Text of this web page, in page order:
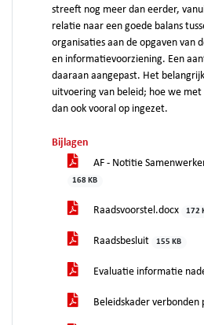
streeft nog meer dan eerder,
relatie naar een goede balans
organisaties aan de opgaven van
en informatievoorziening. Een
daaraan aangepast. Het
uitvoering van beleid; hoe we
dan ook vooral op ingezet.
Bijlagen
AF - Notitie
168 KB
Raadsvoorstel.docx 172
Raadsbesluit 155 KB
Evaluatie informatie
Beleidskader verbonden